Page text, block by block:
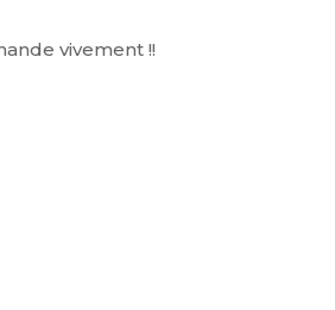
vivement !!